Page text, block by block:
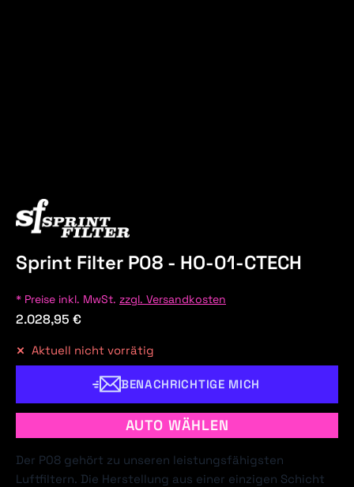
Sprint Filter P08 - HO-01-CTECH
* Preise inkl. MwSt. zzgl. Versandkosten
2.028,95 €
Aktuell nicht vorrätig
BENACHRICHTIGE MICH
AUTO WÄHLEN
Der P08 gehört zu unseren leistungsfähigsten
Luftfiltern. Die Herstellung aus einer einzigen Schicht